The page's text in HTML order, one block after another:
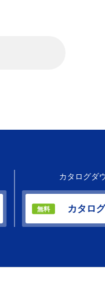
カタログダ
無料 カタロ